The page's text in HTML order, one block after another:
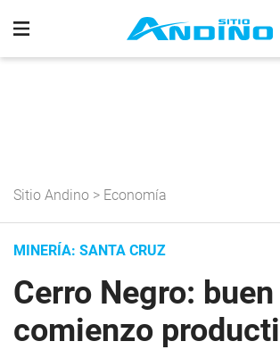
Sitio Andino > Economía
MINERÍA: SANTA CRUZ
Cerro Negro: buen
comienzo